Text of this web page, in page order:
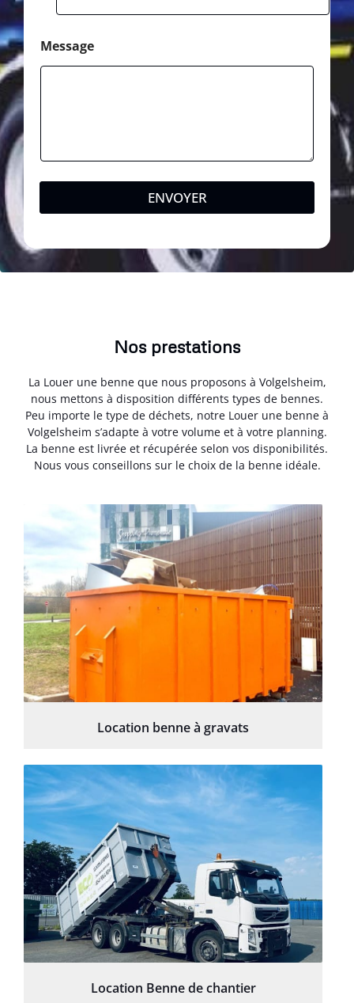
Message
ENVOYER
Nos prestations
La Louer une benne que nous proposons à Volgelsheim,
nous mettons à disposition différents types de bennes.
Peu importe le type de déchets, notre Louer une benne à
Volgelsheim s’adapte à votre volume et à votre planning.
La benne est livrée et récupérée selon vos disponibilités.
Nous vous conseillons sur le choix de la benne idéale.
Location benne à gravats
Location Benne de chantier